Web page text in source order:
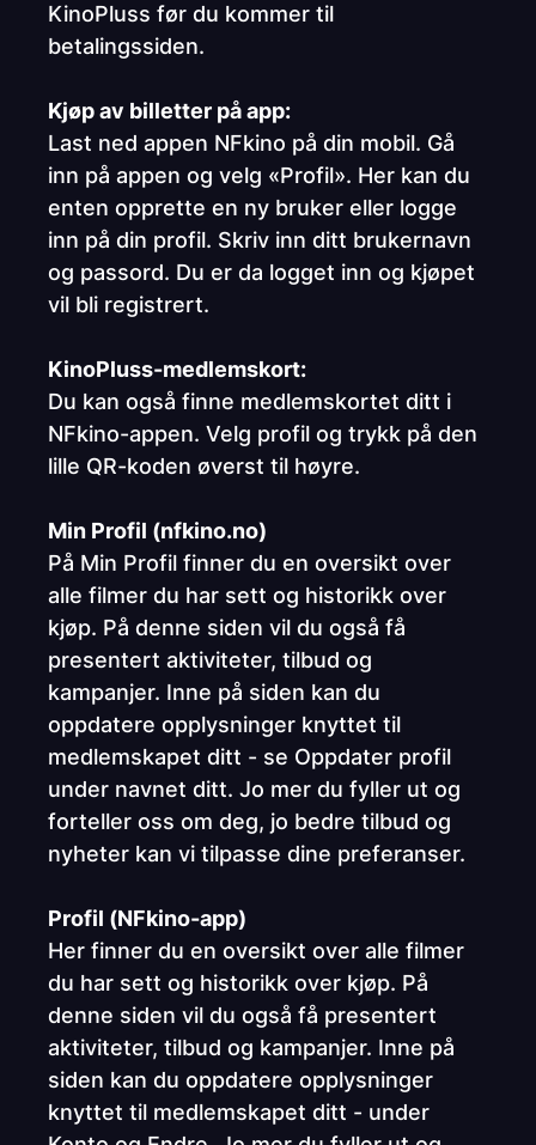
KinoPluss før du kommer til
betalingssiden.
Kjøp av billetter på app:
Last ned appen NFkino på din mobil. Gå
inn på appen og velg «Profil». Her kan du
enten opprette en ny bruker eller logge
inn på din profil. Skriv inn ditt brukernavn
og passord. Du er da logget inn og kjøpet
vil bli registrert.
KinoPluss-medlemskort:
Du kan også finne medlemskortet ditt i
NFkino-appen. Velg profil og trykk på den
lille QR-koden øverst til høyre.
Min Profil (nfkino.no)
På Min Profil finner du en oversikt over
alle filmer du har sett og historikk over
kjøp. På denne siden vil du også få
presentert aktiviteter, tilbud og
kampanjer. Inne på siden kan du
oppdatere opplysninger knyttet til
medlemskapet ditt - se Oppdater profil
under navnet ditt. Jo mer du fyller ut og
forteller oss om deg, jo bedre tilbud og
nyheter kan vi tilpasse dine preferanser.
Profil (NFkino-app)
Her finner du en oversikt over alle filmer
du har sett og historikk over kjøp. På
denne siden vil du også få presentert
aktiviteter, tilbud og kampanjer. Inne på
siden kan du oppdatere opplysninger
knyttet til medlemskapet ditt - under